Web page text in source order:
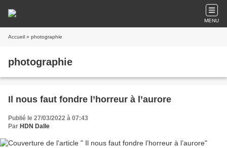
MENU
Accueil » photographie
photographie
Il nous faut fondre l’horreur à l’aurore
Publié le 27/03/2022 à 07:43
Par HDN Dalle